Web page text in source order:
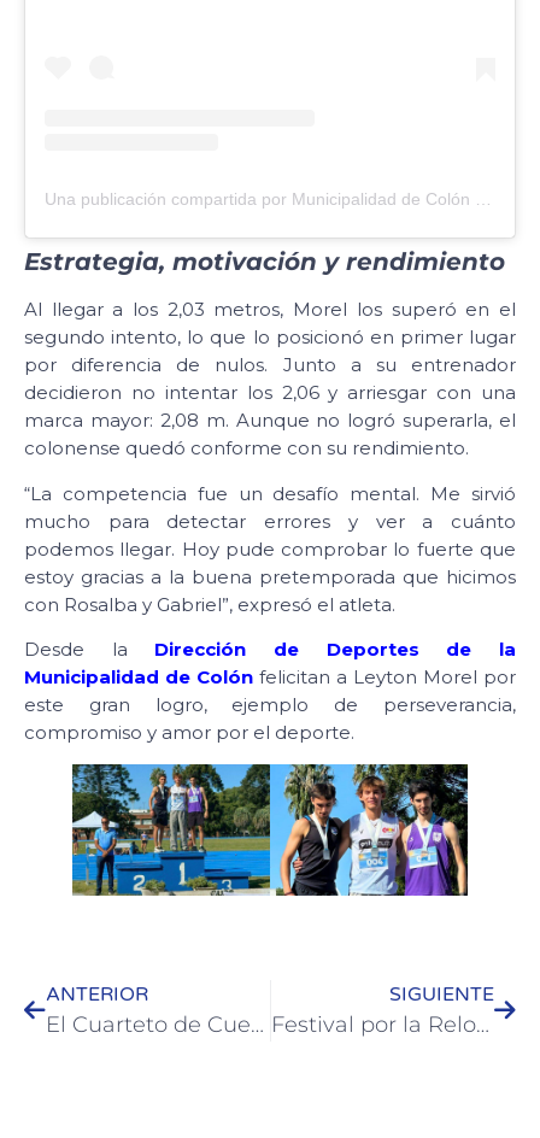
Una publicación compartida por Municipalidad de Colón (@municoloner)
Estrategia, motivación y rendimiento
Al llegar a los 2,03 metros, Morel los superó en el
segundo intento, lo que lo posicionó en primer lugar
por diferencia de nulos. Junto a su entrenador
decidieron no intentar los 2,06 y arriesgar con una
marca mayor: 2,08 m. Aunque no logró superarla, el
colonense quedó conforme con su rendimiento.
“La competencia fue un desafío mental. Me sirvió
mucho para detectar errores y ver a cuánto
podemos llegar. Hoy pude comprobar lo fuerte que
estoy gracias a la buena pretemporada que hicimos
con Rosalba y Gabriel”, expresó el atleta.
Desde la Dirección de Deportes de la
Municipalidad de Colón felicitan a Leyton Morel por
este gran logro, ejemplo de perseverancia,
compromiso y amor por el deporte.
ANTERIOR
El Cuarteto de Cuerdas Ave Fénix se presenta en la Casa del Bicentenario de Colón
SIGUIENTE
Festival por la Relocalización: Música y compromiso ambiental en el Puerto de Colón